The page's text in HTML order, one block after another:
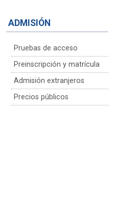
ADMISIÓN
Pruebas de acceso
Preinscripción y matrícula
Admisión extranjeros
Precios públicos